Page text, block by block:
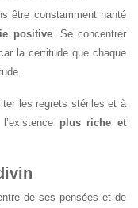
être constamment hanté
positive. Se concentrer
la certitude que chaque
les regrets stériles et à
plus riche et
de ses pensées et de